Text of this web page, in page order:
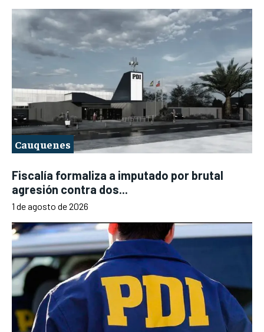
Cauquenes
Fiscalía formaliza a imputado por brutal
agresión contra dos...
1 de agosto de 2026